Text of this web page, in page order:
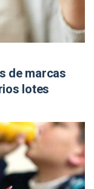
de marcas
lotes